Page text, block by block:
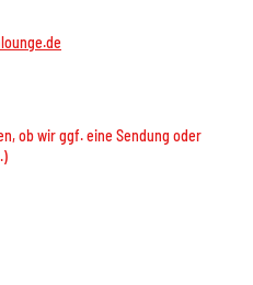
ob wir ggf. eine Sendung oder